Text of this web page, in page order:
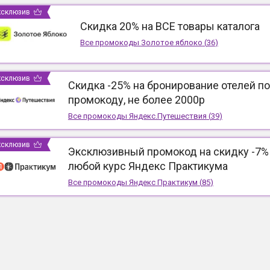
Скидка 20% на ВСЕ товары каталога
Все промокоды Золотое яблоко (36)
Скидка -25% на бронирование отелей по
промокоду, не более 2000р
Все промокоды Яндекс.Путешествия (39)
Эксклюзивный промокод на скидку -7%
любой курс Яндекс Практикума
Все промокоды Яндекс Практикум (85)